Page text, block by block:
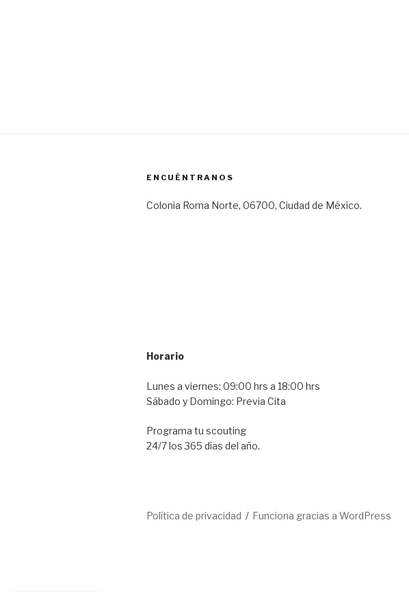
ENCUÉNTRANOS
Colonia Roma Norte, 06700, Ciudad de México.
Horario
Lunes a viernes: 09:00 hrs a 18:00 hrs
Sábado y Domingo: Previa Cita
Programa tu scouting
24/7 los 365 días del año.
Política de privacidad Funciona gracias a WordPress